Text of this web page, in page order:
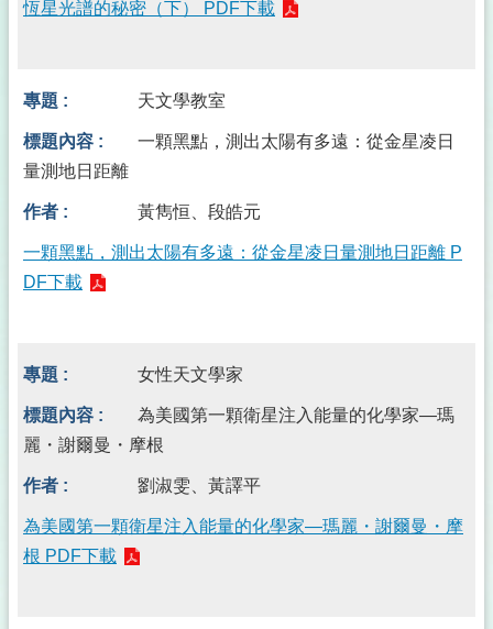
恆星光譜的秘密（下） PDF下載
天文學教室
一顆黑點，測出太陽有多遠：從金星凌日
量測地日距離
黃雋恒、段皓元
一顆黑點，測出太陽有多遠：從金星凌日量測地日距離 P
DF下載
女性天文學家
為美國第一顆衛星注入能量的化學家—瑪
麗・謝爾曼・摩根
劉淑雯、黃譯平
為美國第一顆衛星注入能量的化學家—瑪麗・謝爾曼・摩
根 PDF下載